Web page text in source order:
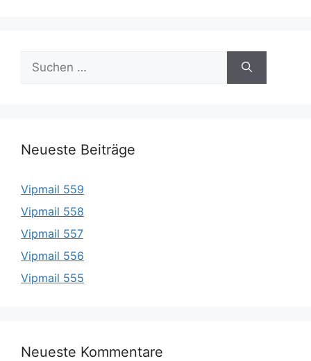
Suche
nach:
Neueste Beiträge
Vipmail 559
Vipmail 558
Vipmail 557
Vipmail 556
Vipmail 555
Neueste Kommentare